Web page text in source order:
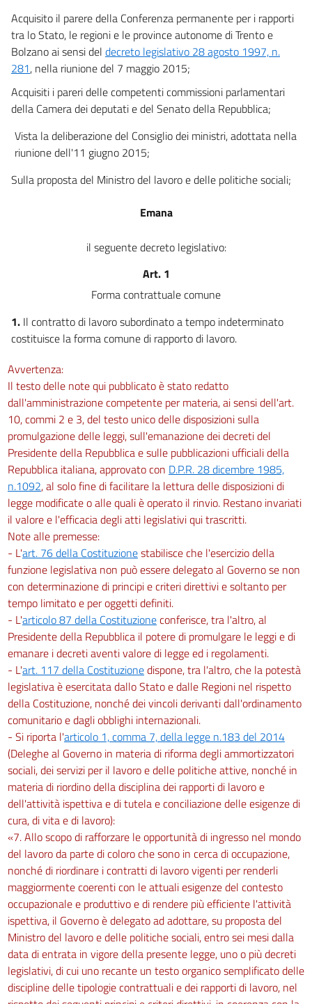
Capo VI
Lavoro accessorio
48
50
Disposizioni finali
51
52
Acquisito il parere della Conferenza permanente per i rapporti
tra lo Stato, le regioni e le province autonome di Trento e
Bolzano ai sensi del decreto legislativo 28 agosto 1997, n.
281, nella riunione del 7 maggio 2015;
Acquisiti i pareri delle competenti commissioni parlamentari
della Camera dei deputati e del Senato della Repubblica;
Vista la deliberazione del Consiglio dei ministri, adottata nella
riunione dell'11 giugno 2015;
Sulla proposta del Ministro del lavoro e delle politiche sociali;
Emana
il seguente decreto legislativo:
Art. 1
Forma contrattuale comune
1. Il contratto di lavoro subordinato a tempo indeterminato
costituisce la forma comune di rapporto di lavoro.
Avvertenza:
Il testo delle note qui pubblicato è stato redatto
dall'amministrazione competente per materia, ai sensi dell'art.
10, commi 2 e 3, del testo unico delle disposizioni sulla
promulgazione delle leggi, sull'emanazione dei decreti del
Presidente della Repubblica e sulle pubblicazioni ufficiali della
Repubblica italiana, approvato con D.P.R. 28 dicembre 1985,
n.1092, al solo fine di facilitare la lettura delle disposizioni di
legge modificate o alle quali è operato il rinvio. Restano invariati
il valore e l'efficacia degli atti legislativi qui trascritti.
Note alle premesse:
- L'art. 76 della Costituzionestabilisce che l'esercizio della
funzione legislativa non può essere delegato al Governo se non
con determinazione di principi e criteri direttivi e soltanto per
tempo limitato e per oggetti definiti.
- L'articolo 87 della Costituzioneconferisce, tra l'altro, al
Presidente della Repubblica il potere di promulgare le leggi e di
emanare i decreti aventi valore di legge ed i regolamenti.
- L'art. 117 della Costituzionedispone, tra l'altro, che la potestà
legislativa è esercitata dallo Stato e dalle Regioni nel rispetto
della Costituzione, nonché dei vincoli derivanti dall'ordinamento
comunitario e dagli obblighi internazionali.
- Si riporta l'articolo 1, comma 7, della legge n.183 del 2014
(Deleghe al Governo in materia di riforma degli ammortizzatori
sociali, dei servizi per il lavoro e delle politiche attive, nonché in
materia di riordino della disciplina dei rapporti di lavoro e
dell'attività ispettiva e di tutela e conciliazione delle esigenze di
cura, di vita e di lavoro):
«7. Allo scopo di rafforzare le opportunità di ingresso nel mondo
del lavoro da parte di coloro che sono in cerca di occupazione,
nonché di riordinare i contratti di lavoro vigenti per renderli
maggiormente coerenti con le attuali esigenze del contesto
occupazionale e produttivo e di rendere più efficiente l'attività
ispettiva, il Governo è delegato ad adottare, su proposta del
Ministro del lavoro e delle politiche sociali, entro sei mesi dalla
data di entrata in vigore della presente legge, uno o più decreti
legislativi, di cui uno recante un testo organico semplificato delle
discipline delle tipologie contrattuali e dei rapporti di lavoro, nel